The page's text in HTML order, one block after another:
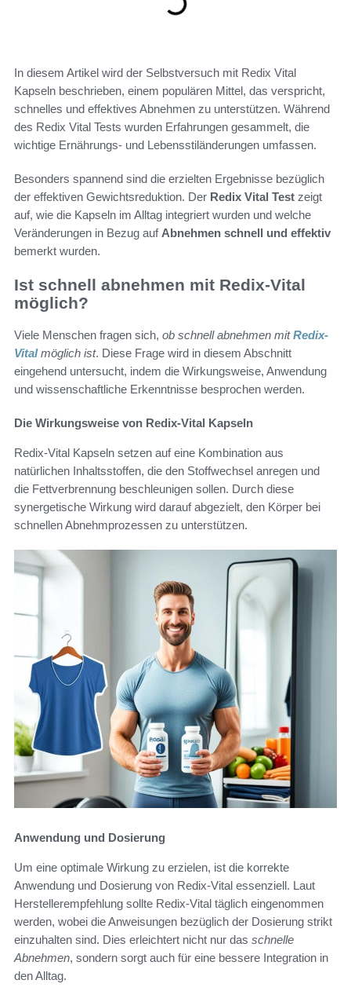
In diesem Artikel wird der Selbstversuch mit Redix Vital
Kapseln beschrieben, einem populären Mittel, das verspricht,
schnelles und effektives Abnehmen zu unterstützen. Während
des Redix Vital Tests wurden Erfahrungen gesammelt, die
wichtige Ernährungs- und Lebensstiländerungen umfassen.
Besonders spannend sind die erzielten Ergebnisse bezüglich
der effektiven Gewichtsreduktion. Der Redix Vital Test zeigt
auf, wie die Kapseln im Alltag integriert wurden und welche
Veränderungen in Bezug auf Abnehmen schnell und effektiv
bemerkt wurden.
Ist schnell abnehmen mit Redix-Vital
möglich?
Viele Menschen fragen sich, ob schnell abnehmen mitRedix-
Vital möglich ist. Diese Frage wird in diesem Abschnitt
eingehend untersucht, indem die Wirkungsweise, Anwendung
und wissenschaftliche Erkenntnisse besprochen werden.
Die Wirkungsweise von Redix-Vital Kapseln
Redix-Vital Kapseln setzen auf eine Kombination aus
natürlichen Inhaltsstoffen, die den Stoffwechsel anregen und
die Fettverbrennung beschleunigen sollen. Durch diese
synergetische Wirkung wird darauf abgezielt, den Körper bei
schnellen Abnehmprozessen zu unterstützen.
Anwendung und Dosierung
Um eine optimale Wirkung zu erzielen, ist die korrekte
Anwendung und Dosierung von Redix-Vital essenziell. Laut
Herstellerempfehlung sollte Redix-Vital täglich eingenommen
werden, wobei die Anweisungen bezüglich der Dosierung strikt
einzuhalten sind. Dies erleichtert nicht nur das schnelle
Abnehmen, sondern sorgt auch für eine bessere Integration in
den Alltag.